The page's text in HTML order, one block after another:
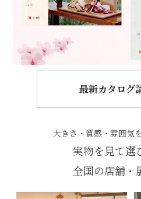
最新カタログ
大きさ・質感・雰囲気
実物を見て選
全国の店舗・